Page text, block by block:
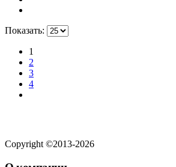
Показать:
1
2
3
4
Copyright ©2013-2026